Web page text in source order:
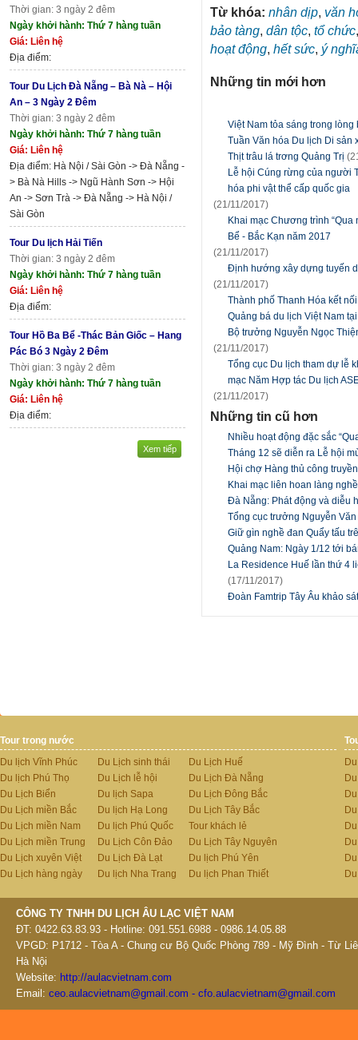
Thời gian: 3 ngày 2 đêm
Ngày khởi hành: Thứ 7 hàng tuần
Giá: Liên hệ
Địa điểm:
Tour Du Lịch Đà Nẵng – Bà Nà – Hội
An – 3 Ngày 2 Đêm
Thời gian: 3 ngày 2 đêm
Ngày khởi hành: Thứ 7 hàng tuần
Giá: Liên hệ
Địa điểm: Hà Nội / Sài Gòn -> Đà Nẵng -
> Bà Nà Hills -> Ngũ Hành Sơn -> Hội
An -> Sơn Trà -> Đà Nẵng -> Hà Nội /
Sài Gòn
Tour Du lịch Hải Tiến
Thời gian: 3 ngày 2 đêm
Ngày khởi hành: Thứ 7 hàng tuần
Giá: Liên hệ
Địa điểm:
Tour Hồ Ba Bể -Thác Bản Giốc – Hang
Pác Bó 3 Ngày 2 Đêm
Thời gian: 3 ngày 2 đêm
Ngày khởi hành: Thứ 7 hàng tuần
Giá: Liên hệ
Địa điểm:
Xem tiếp
Từ khóa: nhân dịp, văn
bảo tàng, dân tộc, tổ chức
hoạt động, hết sức, ý
Những tin mới hơn
Việt Nam tỏa sáng trong
Tuần Văn hóa Du lịch Di sản
Thịt trâu lá trơng Quảng Trị
Lễ hội Cúng rừng của người
hóa phi vật thể cấp quốc gia
(21/11/2017)
Khai mạc Chương trình
Bể - Bắc Kạn năm 2017
(21/11/2017)
Định hướng xây dựng tuyến
(21/11/2017)
Thành phố Thanh Hóa kết
Quảng bá du lịch Việt Nam
Bộ trưởng Nguyễn Ngọc
(21/11/2017)
Tổng cục Du lịch tham dự lễ
mạc Năm Hợp tác Du lịch
(21/11/2017)
Những tin cũ hơn
Nhiều hoạt động đặc sắc
Tháng 12 sẽ diễn ra Lễ hội
Hội chợ Hàng thủ công
Khai mạc liên hoan làng
Đà Nẵng: Phát động và diễu
Tổng cục trưởng Nguyễn
Giữ gìn nghề đan Quẩy tấu
Quảng Nam: Ngày 1/12 tới
La Residence Huế lần thứ 4
(17/11/2017)
Đoàn Famtrip Tây Âu khảo
Tour trong nước
Du lịch Vĩnh Phúc
Du lịch Phú Thọ
Du Lịch Biển
Du Lịch miền Bắc
Du Lịch miền Nam
Du Lịch miền Trung
Du Lịch xuyên Việt
Du Lịch hàng ngày
Du Lịch sinh thái
Du Lịch lễ hội
Du lịch Sapa
Du lịch Hạ Long
Du lịch Phú Quốc
Du Lịch Côn Đảo
Du Lịch Đà Lạt
Du lịch Nha Trang
Du Lịch Huế
Du Lịch Đà Nẵng
Du Lịch Đông Bắc
Du Lịch Tây Bắc
Tour khách lẻ
Du Lịch Tây Nguyên
Du lịch Phú Yên
Du lịch Phan Thiết
CÔNG TY TNHH DU LỊCH ÂU LẠC VIỆT NAM
ĐT: 0422.63.83.93 - Hotline: 091.551.6988 - 0986.14.05.88
VPGD: P1712 - Tòa A - Chung cư Bộ Quốc Phòng 789 - Mỹ Đình - Từ
Hà Nội
Website: http://aulacvietnam.com
Email: ceo.aulacvietnam@gmail.com - cfo.aulacvietnam@gmail.com